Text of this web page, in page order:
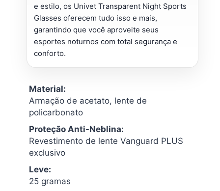
e estilo, os Univet Transparent Night Sports
Glasses oferecem tudo isso e mais,
garantindo que você aproveite seus
esportes noturnos com total segurança e
conforto.
Material:
Armação de acetato, lente de
policarbonato
Proteção Anti-Neblina:
Revestimento de lente Vanguard PLUS
exclusivo
Leve:
25 gramas